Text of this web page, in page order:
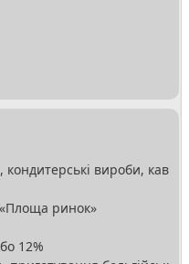
кондитерські вироби, кав
«Площа ринок»
12%